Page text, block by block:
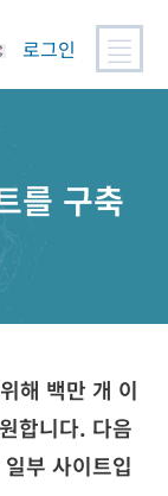
로그인
를 구축
해 백만 개 이
합니다. 다음
부 사이트입